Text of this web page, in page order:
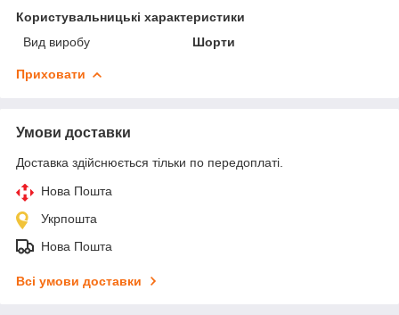
Користувальницькі характеристики
Вид виробу
Шорти
Приховати
Умови доставки
Доставка здійснюється тільки по передоплаті.
Нова Пошта
Укрпошта
Нова Пошта
Всі умови доставки